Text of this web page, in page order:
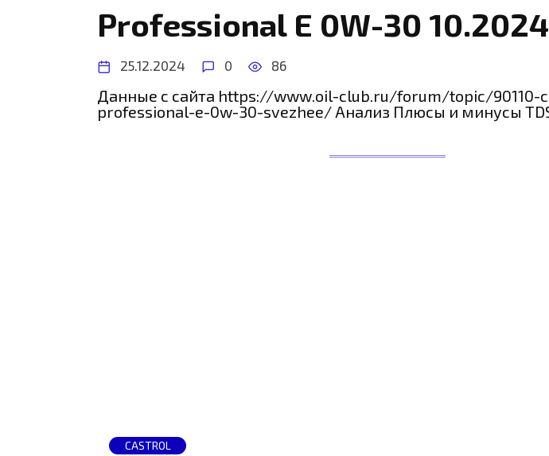
Professional E 0W-30 10.2024
25.12.2024 0 86
Данные с сайта https://www.oil-club.ru/forum/topic/90110-
professional-e-0w-30-svezhee/ Анализ Плюсы и минусы
CASTROL